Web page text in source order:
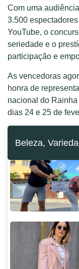
Com uma
3.500
YouTube, o
seriedade e o
participação e
As vencedoras
honra de
nacional do
dias 24 e 25 de
Beleza,